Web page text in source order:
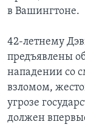
в Вашингтоне.
42-летнему
предъявлены
нападении со
взломом,
угрозе
должен